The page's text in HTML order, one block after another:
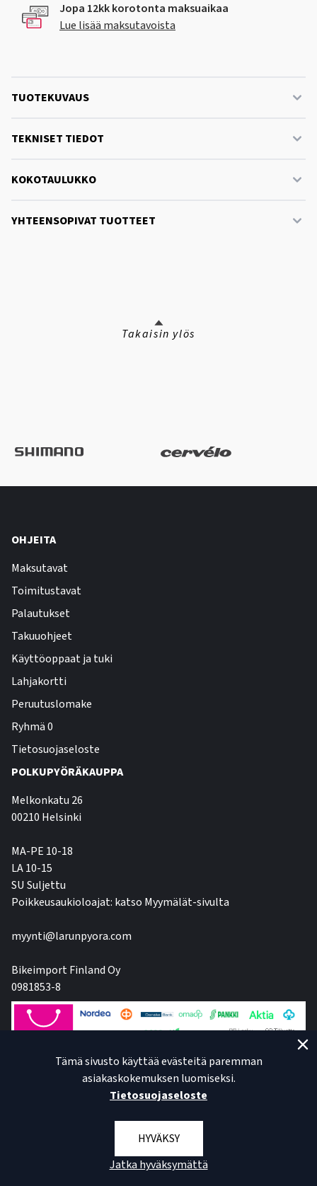
Jopa 12kk korotonta maksuaikaa
Lue lisää maksutavoista
TUOTEKUVAUS
TEKNISET TIEDOT
KOKOTAULUKKO
YHTEENSOPIVAT TUOTTEET
Takaisin ylös
OHJEITA
Maksutavat
Toimitustavat
Palautukset
Takuuohjeet
Käyttöoppaat ja tuki
Lahjakortti
Peruutuslomake
Ryhmä 0
Tietosuojaseloste
POLKUPYÖRÄKAUPPA
Melkonkatu 26
00210 Helsinki
MA-PE 10-18
LA 10-15
SU Suljettu
Poikkeusaukioloajat: katso Myymälät-sivulta
myynti@larunpyora.com
Bikeimport Finland Oy
0981853-8
Tämä sivusto käyttää evästeitä paremman
asiakaskokemuksen luomiseksi.
Tietosuojaseloste
HYVÄKSY
Jatka hyväksymättä